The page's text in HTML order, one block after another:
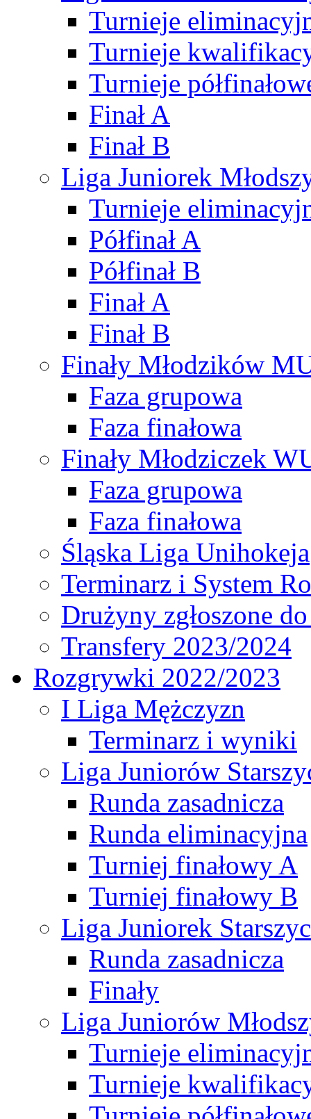
Turnieje
Turnieje
Turnieje
Finał A
Finał B
Liga Juniorek
Turnieje
Półfinał A
Półfinał B
Finał A
Finał B
Finały Młodzików
Faza grupowa
Faza finałowa
Finały Młodziczek
Faza grupowa
Faza finałowa
Śląska Liga Unihokeja
Terminarz i System
Drużyny zgłoszone
Transfery 2023/2024
Rozgrywki 2022/2023
I Liga Mężczyzn
Terminarz i wyniki
Liga Juniorów
Runda zasadnicza
Runda eliminacyjna
Turniej finałowy A
Turniej finałowy B
Liga Juniorek
Runda zasadnicza
Finały
Liga Juniorów
Turnieje
Turnieje